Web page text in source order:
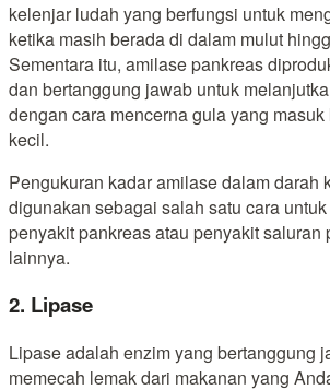
kelenjar ludah yang berfungsi untuk
ketika masih berada di dalam mulut
Sementara itu, amilase pankreas
dan bertanggung jawab untuk
dengan cara mencerna gula yang
kecil.
Pengukuran kadar amilase dalam darah
digunakan sebagai salah satu cara
penyakit pankreas atau penyakit saluran
lainnya.
2. Lipase
Lipase adalah enzim yang bertanggung
memecah lemak dari makanan yang